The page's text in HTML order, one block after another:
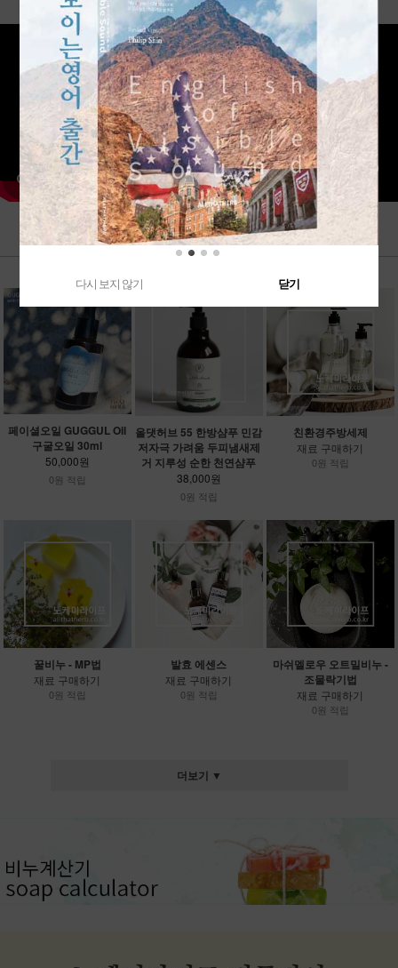
페이셜오일 GUGGUL Oil
구굴오일 30ml
50,000원
0원 적립
올댓허브 55 한방샴푸 민감
저자극 가려움 두피냄새제
거 지루성 순한 천연샴푸
38,000원
0원 적립
친환경주방세제
재료 구매하기
0원 적립
꿀비누 - MP법
재료 구매하기
0원 적립
발효 에센스
재료 구매하기
0원 적립
마쉬멜로우 오트밀비누 -
조물락기법
재료 구매하기
0원 적립
더보기 ▼
다시 보지 않기 닫기